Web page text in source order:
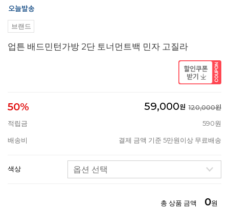
브랜드
업튼 배드민턴가방 2단 토너먼트백 민자 고질라
50% 59,000원 120,000원
적립금
590원
배송비 결제 금액 기준 5만원이상 무료배송
색상
총 상품 금액 0원